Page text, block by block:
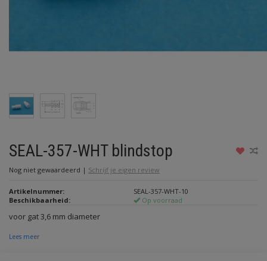
SEAL-357-WHT blindstop
Nog niet gewaardeerd | Schrijf je eigen review
Artikelnummer:
SEAL-357-WHT-10
Beschikbaarheid:
Op voorraad
voor gat 3,6 mm diameter
Lees meer